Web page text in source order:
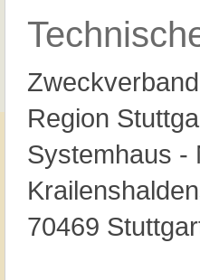
Region
Systemhaus -
70469